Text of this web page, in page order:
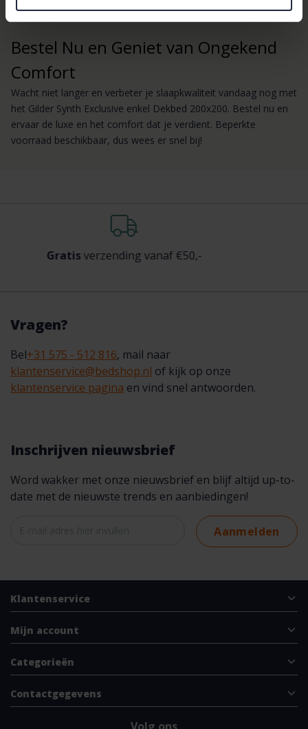
Bestel Nu en Geniet van Ongekend
Comfort
Wacht niet langer en verbeter je slaapkwaliteit vandaag nog met
het Gilder Synth Exclusive enkel Dekbed 200x200. Bestel nu en
ervaar de luxe en het comfort dat je verdient. Beperkte
voorraad beschikbaar, dus wees er snel bij!
verzending vanaf €50,-
Vragen?
Bel+31 575 - 512 816, mail naar
klantenservice@bedshop.nl of kijk op onze
klantenservice pagina en vind snel antwoorden.
Inschrijven nieuwsbrief
Word wakker met onze nieuwsbrief en blijf altijd up-to-
date met de nieuwste trends en aanbiedingen!
Aanmelden
Klantenservice
Mijn account
Categorieën
Contactgegevens
Volg ons